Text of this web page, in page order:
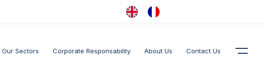
Our Sectors Corporate Responsability About Us Contact Us